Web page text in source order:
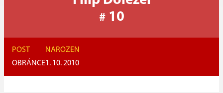
# 10
POST
OBRÁNCE
NAROZEN
1. 10. 2010